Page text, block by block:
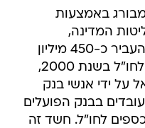
באמצעות
המדינה,
המשטרה חושדת כי גאידמק העביר כ-450 מיליון
שקל מחשבון בבנק הפועלים לחו"ל בשנת 2000,
על ידי אנשי בנק
בבנק הפועלים
לחו"ל. חשד זה